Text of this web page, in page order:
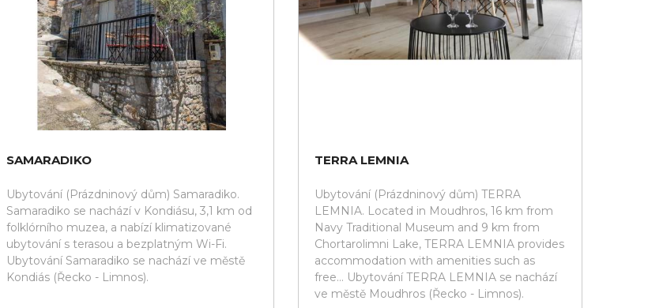
SAMARADIKO
Ubytování (Prázdninový dům) Samaradiko.
Samaradiko se nachází v Kondiásu, 3,1 km od
folklórního muzea, a nabízí klimatizované
ubytování s terasou a bezplatným Wi-Fi.
Ubytování Samaradiko se nachází ve městě
Kondiás (Řecko - Limnos).
TERRA LEMNIA
Ubytování (Prázdninový dům) TERRA
LEMNIA. Located in Moudhros, 16 km from
Navy Traditional Museum and 9 km from
Chortarolimni Lake, TERRA LEMNIA provides
accommodation with amenities such as
free... Ubytování TERRA LEMNIA se nachází
ve městě Moudhros (Řecko - Limnos).